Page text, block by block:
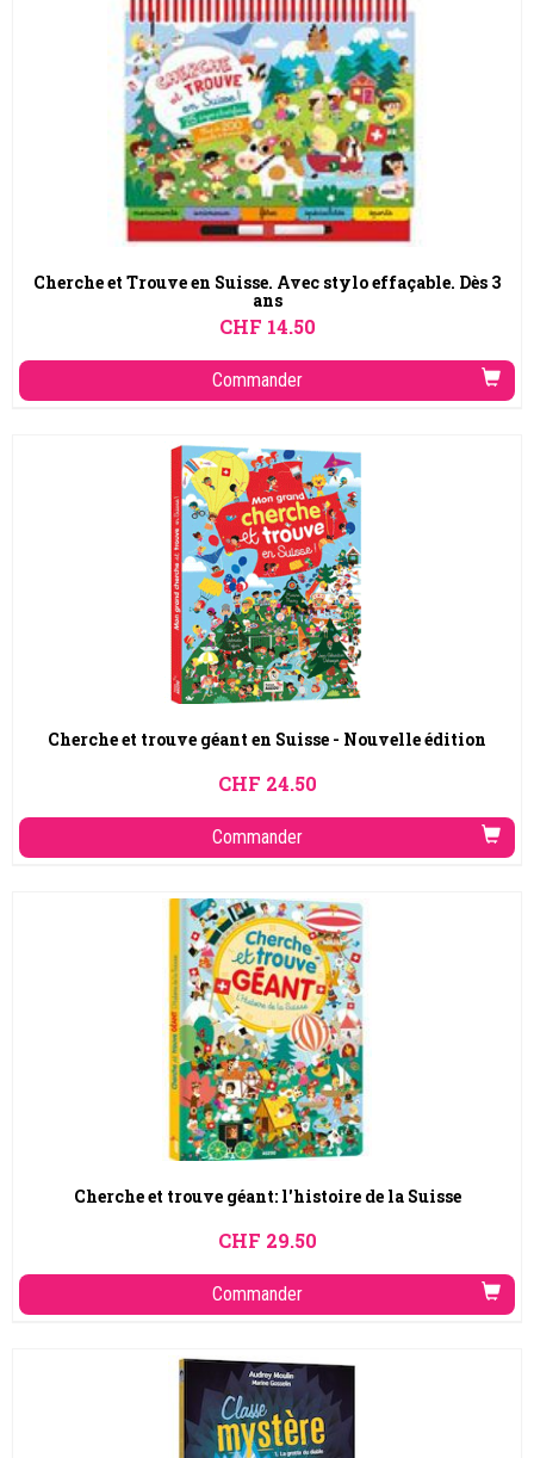
Cherche et Trouve en Suisse. Avec stylo effaçable. Dès 3
ans
CHF 14.50
Commander
Cherche et trouve géant en Suisse - Nouvelle édition
CHF 24.50
Commander
Cherche et trouve géant: l'histoire de la Suisse
CHF 29.50
Commander